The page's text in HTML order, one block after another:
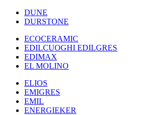
DUNE
DURSTONE
ECOCERAMIC
EDILCUOGHI EDILGRES
EDIMAX
EL MOLINO
ELIOS
EMIGRES
EMIL
ENERGIEKER